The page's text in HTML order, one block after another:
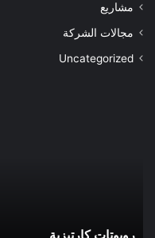
مشاريع
مجالات الشركة
Uncategorized